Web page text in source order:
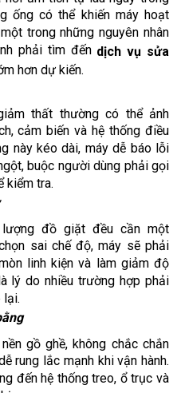
ống có thể khiến máy hoạt
trong những nguyên nhân
phải tìm đến dịch vụ sửa
hơn dự kiến.
thất thường có thể ảnh
cảm biến và hệ thống điều
này kéo dài, máy dễ báo lỗi
buộc người dùng phải gọi
kiểm tra.
đồ giặt đều cần một
sai chế độ, máy sẽ phải
linh kiện và làm giảm độ
lý do nhiều trường hợp phải
lại.
gồ ghề, không chắc chắn
rung lắc mạnh khi vận hành.
đến hệ thống treo, ổ trục và